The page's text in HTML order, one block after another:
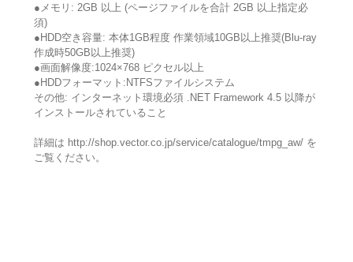
●メモリ: 2GB 以上 (ページファイルを合計 2GB 以上指定必
須)
●HDD空き容量: 本体1GB程度 作業領域10GB以上推奨(Blu-ray
作成時50GB以上推奨)
●画面解像度:1024×768 ピクセル以上
●HDDフォーマット:NTFSファイルシステム
その他: インターネット環境必須 .NET Framework 4.5 以降が
インストールされていること
詳細は http://shop.vector.co.jp/service/catalogue/tmpg_aw/ を
ご覧ください。